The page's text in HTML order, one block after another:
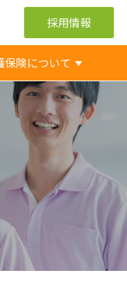
採用情報
保険について